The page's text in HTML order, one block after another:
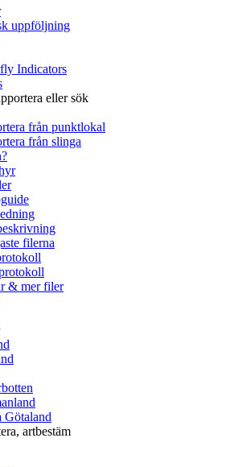
uppföljning
Indicators
eller sök
från punktlokal
från slinga
filerna
& mer filer
Götaland
artbestäm